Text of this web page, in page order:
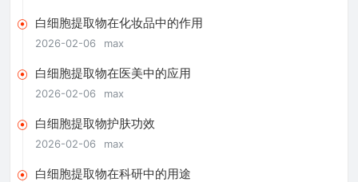
白细胞提取物在化妆品中的作用
2026-02-06 max
白细胞提取物在医美中的应用
2026-02-06 max
白细胞提取物护肤功效
2026-02-06 max
白细胞提取物在科研中的用途